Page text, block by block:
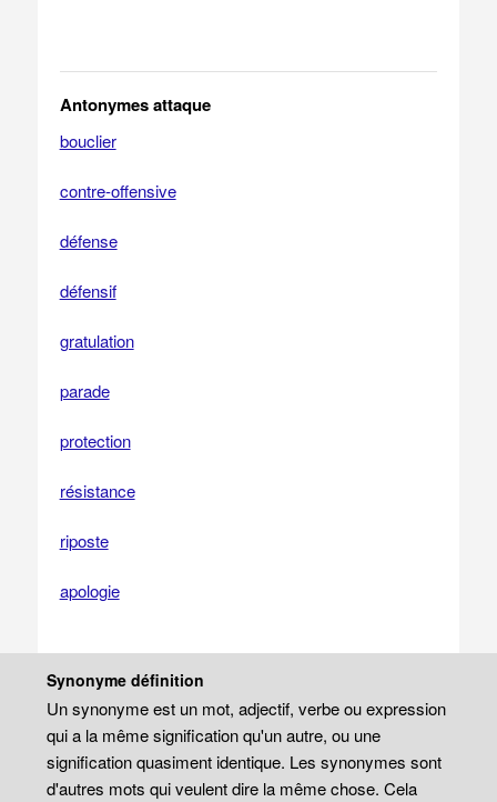
Antonymes attaque
bouclier
contre-offensive
défense
défensif
gratulation
parade
protection
résistance
riposte
apologie
Synonyme définition
Un synonyme est un mot, adjectif, verbe ou expression
qui a la même signification qu'un autre, ou une
signification quasiment identique. Les synonymes sont
d'autres mots qui veulent dire la même chose. Cela